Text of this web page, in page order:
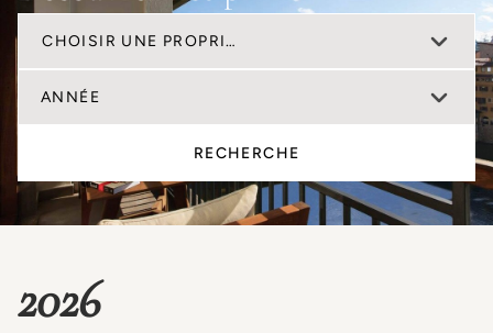
CHOISIR UNE PROPRIÉTÉ
ANNÉE
RECHERCHE
2026